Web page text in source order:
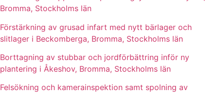
Bromma, Stockholms län
Förstärkning av grusad infart med nytt bärlager och
slitlager i Beckomberga, Bromma, Stockholms län
Borttagning av stubbar och jordförbättring inför ny
plantering i Åkeshov, Bromma, Stockholms län
Felsökning och kamerainspektion samt spolning av